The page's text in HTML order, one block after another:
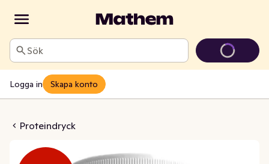
Sök
Logga in Skapa konto
Proteindryck
Berry Cheesecake